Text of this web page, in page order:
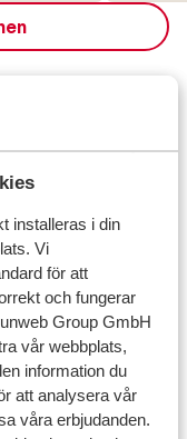
installeras i din
Vi
för att
och fungerar
Group GmbH
vår webbplats,
information du
att analysera vår
våra erbjudanden.
100 km